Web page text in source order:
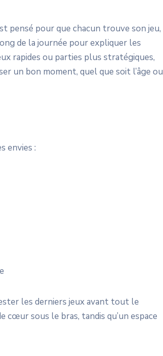
pensé pour que chacun trouve son jeu,
de la journée pour expliquer les
rapides ou parties plus stratégiques,
un bon moment, quel que soit l’âge ou
envies :
les derniers jeux avant tout le
cœur sous le bras, tandis qu’un espace